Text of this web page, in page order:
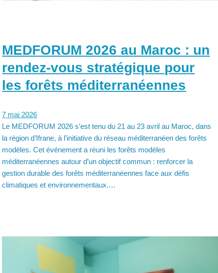
MEDFORUM 2026 au Maroc : un
rendez-vous stratégique pour
les forêts méditerranéennes
7 mai 2026
Le MEDFORUM 2026 s’est tenu du 21 au 23 avril au Maroc, dans
la région d’Ifrane, à l’initiative du réseau méditerranéen des forêts
modèles. Cet événement a réuni les forêts modèles
méditerranéennes autour d’un objectif commun : renforcer la
gestion durable des forêts méditerranéennes face aux défis
climatiques et environnementaux.…